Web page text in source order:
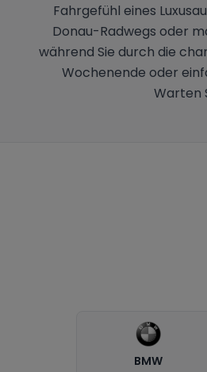
Fahrgefühl eines
Donau-Radwegs oder
während Sie durch die
Wochenende oder
Warten
BMW